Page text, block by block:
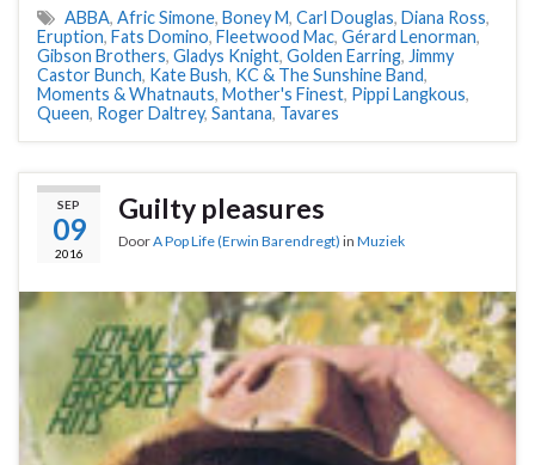
ABBA, Afric Simone, Boney M, Carl Douglas, Diana Ross,
Eruption, Fats Domino, Fleetwood Mac, Gérard Lenorman,
Gibson Brothers, Gladys Knight, Golden Earring, Jimmy
Castor Bunch, Kate Bush, KC & The Sunshine Band,
Moments & Whatnauts, Mother's Finest, Pippi Langkous,
Queen, Roger Daltrey, Santana, Tavares
SEP
09
2016
Guilty pleasures
DoorA Pop Life (Erwin Barendregt) in Muziek